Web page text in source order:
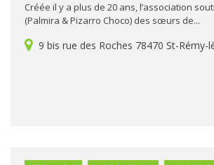
Créée il y a plus de 20 ans, l’association
(Palmira & Pizarro Choco) des sœurs de...
9 bis rue des Roches 78470 St-Rémy-